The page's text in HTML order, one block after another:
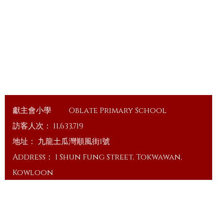
獻主會小學
Oblate Primary School
訪客人次： 11,633,719
地址： 九龍土瓜灣順風街1號
Address： 1 Shun Fung Street, Tokwawan,
Kowloon